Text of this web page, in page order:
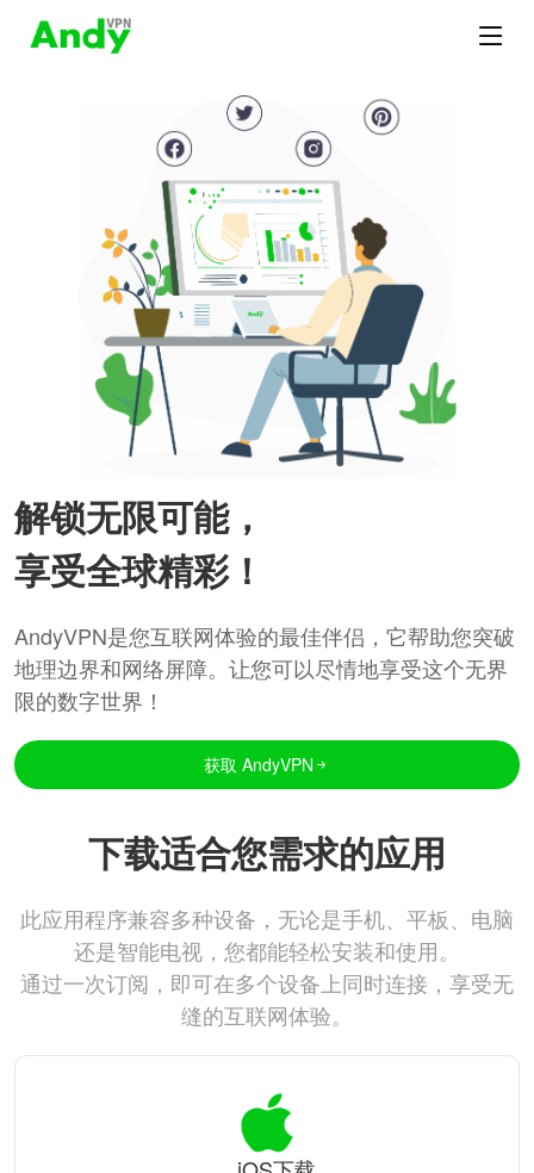
解锁无限可能，
享受全球精彩！
AndyVPN是您互联网体验的最佳伴侣，它帮助您突破
地理边界和网络屏障。让您可以尽情地享受这个无界
限的数字世界！
获取 AndyVPN
下载适合您需求的应用
此应用程序兼容多种设备，无论是手机、平板、电脑
还是智能电视，您都能轻松安装和使用。
通过一次订阅，即可在多个设备上同时连接，享受无
缝的互联网体验。